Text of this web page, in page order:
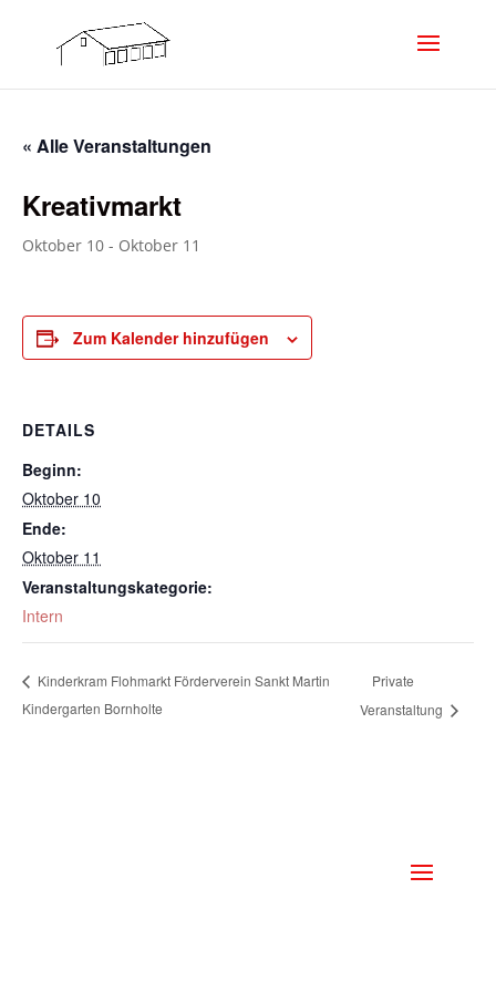
« Alle Veranstaltungen
Kreativmarkt
Oktober 10 - Oktober 11
Zum Kalender hinzufügen
DETAILS
Beginn:
Oktober 10
Ende:
Oktober 11
Veranstaltungskategorie:
Intern
Kinderkram Flohmarkt Förderverein Sankt Martin
Kindergarten Bornholte
Private
Veranstaltung